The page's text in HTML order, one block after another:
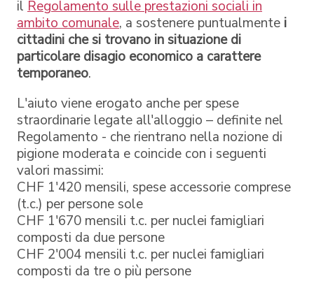
il Regolamento sulle prestazioni sociali in
ambito comunale, a sostenere puntualmente i
cittadini che si trovano in situazione di
particolare disagio economico a carattere
temporaneo.
L'aiuto viene erogato anche per spese
straordinarie legate all'alloggio – definite nel
Regolamento - che rientrano nella nozione di
pigione moderata e coincide con i seguenti
valori massimi:
CHF 1'420 mensili, spese accessorie comprese
(t.c.) per persone sole
CHF 1'670 mensili t.c. per nuclei famigliari
composti da due persone
CHF 2'004 mensili t.c. per nuclei famigliari
composti da tre o più persone